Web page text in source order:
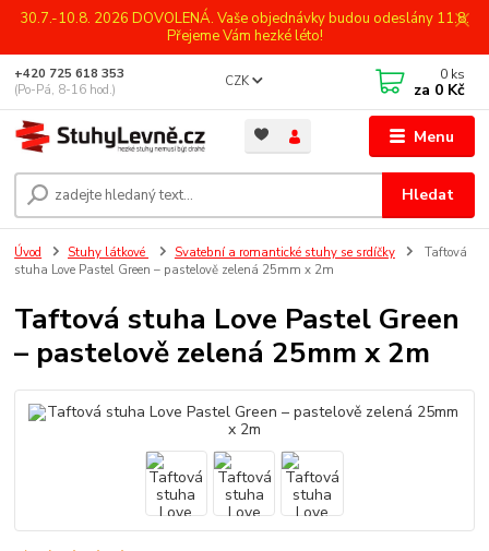
30.7.-10.8. 2026 DOVOLENÁ. Vaše objednávky budou odeslány 11.8.
Přejeme Vám hezké léto!
Menu
CZK
Hledat
+420 725 618 353
(Po-Pá, 8-16 hod.)
0 ks
za 0 Kč
Úvod Stuhy látkové Svatební a romantické stuhy se srdíčky
Taftová
stuha Love Pastel Green – pastelově zelená 25mm x 2m
Taftová stuha Love Pastel Green
– pastelově zelená 25mm x 2m